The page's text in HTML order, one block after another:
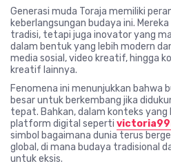
Generasi muda Toraja memiliki
keberlangsungan budaya ini.
tradisi, tetapi juga inovator yang
dalam bentuk yang lebih modern
media sosial, video kreatif, hingga
kreatif lainnya.
Fenomena ini menunjukkan bahwa
besar untuk berkembang jika
tepat. Bahkan, dalam konteks yang
platform digital seperti
simbol bagaimana dunia terus
global, di mana budaya tradisional
untuk eksis.